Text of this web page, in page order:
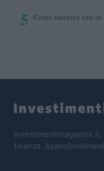
5 Come inserire oro
finanza.